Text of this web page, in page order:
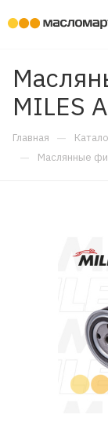
MILES
Главная —
— Маслянные